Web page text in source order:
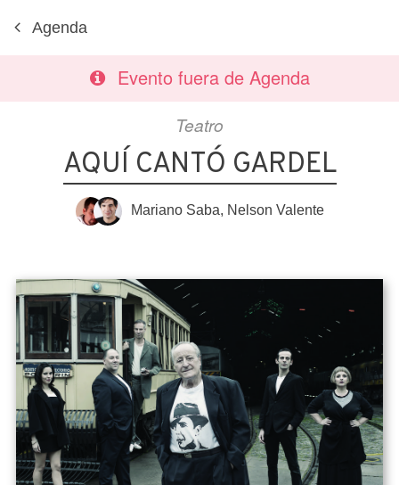
Agenda
Evento fuera de Agenda
Teatro
AQUÍ CANTÓ GARDEL
Mariano Saba, Nelson Valente